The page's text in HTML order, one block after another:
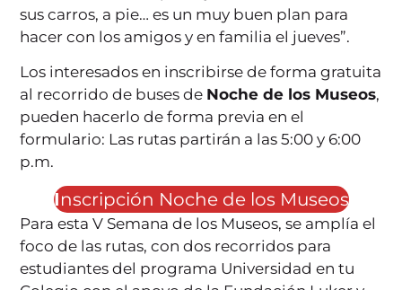
sus carros, a pie… es un muy buen plan para
hacer con los amigos y en familia el jueves”.
Los interesados en inscribirse de forma gratuita
al recorrido de buses de Noche de los Museos,
pueden hacerlo de forma previa en el
formulario: Las rutas partirán a las 5:00 y 6:00
p.m.
Inscripción Noche de los Museos
Para esta V Semana de los Museos, se amplía el
foco de las rutas, con dos recorridos para
estudiantes del programa Universidad en tu